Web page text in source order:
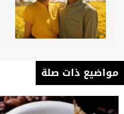
مواضيع ذات صلة